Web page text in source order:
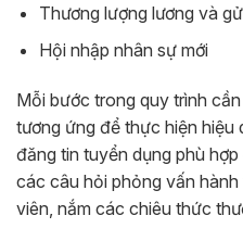
Thương lượng lương và
Hội nhập nhân sự mới
Mỗi bước trong quy trình
tương ứng để thực hiện hiệu
đăng tin tuyển dụng phù
các câu hỏi phỏng vấn
viên, nắm các chiêu thức